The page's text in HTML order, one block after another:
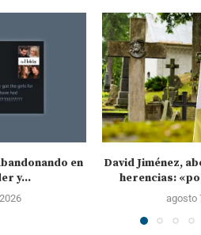
en
y...
David Jiménez,
herencias:
agosto